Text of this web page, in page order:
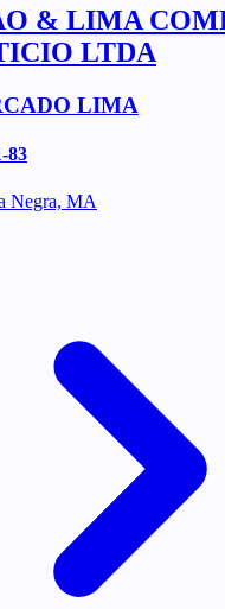
& LIMA
LTDA
LIMA
83
Negra, MA